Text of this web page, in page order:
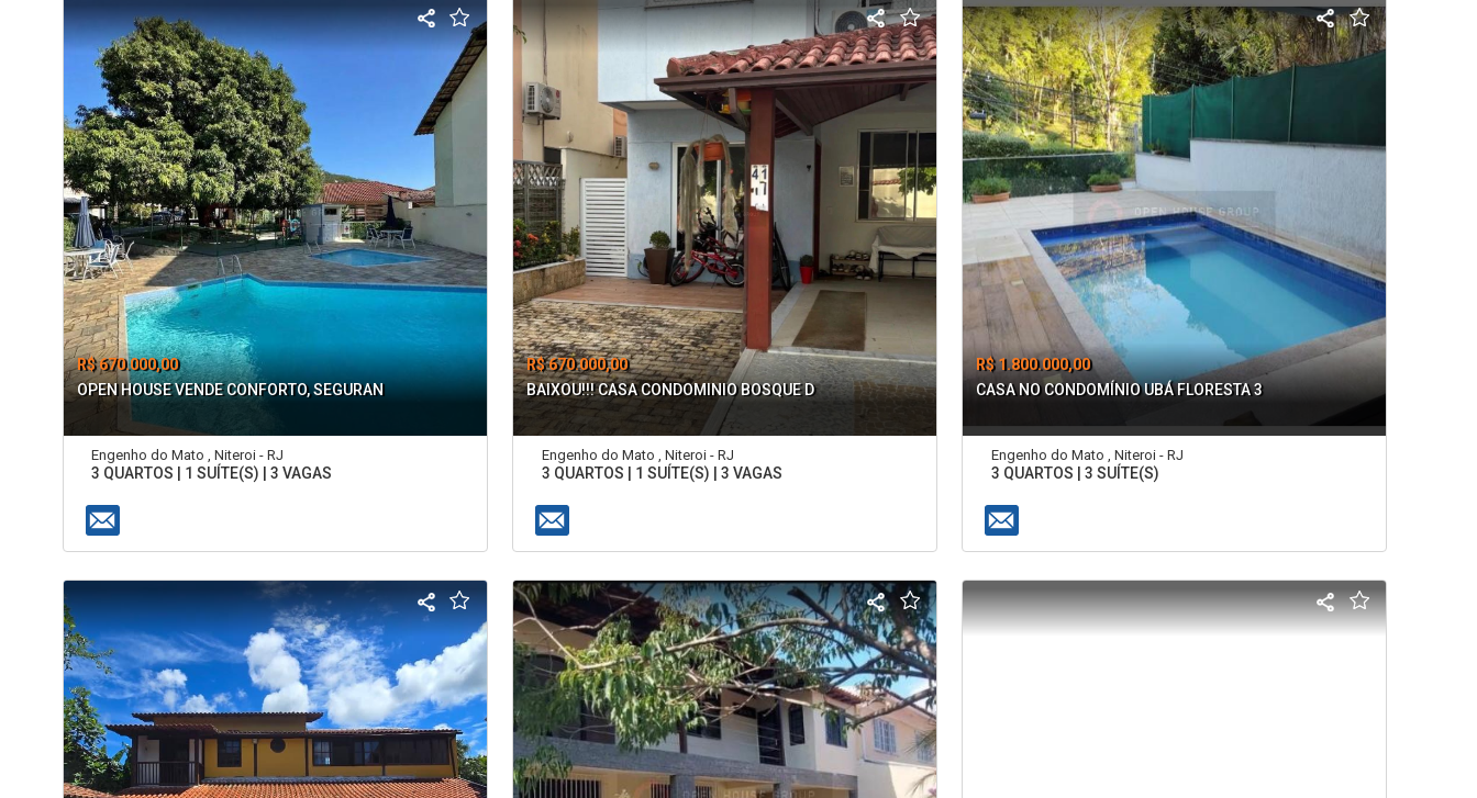
R$ 670.000,00
OPEN HOUSE VENDE CONFORTO, SEGURAN
Engenho do Mato , Niteroi - RJ
3 QUARTOS | 1 SUÍTE(S) | 3 VAGAS
R$ 670.000,00
BAIXOU!!! CASA CONDOMINIO BOSQUE D
Engenho do Mato , Niteroi - RJ
3 QUARTOS | 1 SUÍTE(S) | 3 VAGAS
R$ 1.800.000,00
CASA NO CONDOMÍNIO UBÁ FLORESTA 3
Engenho do Mato , Niteroi - RJ
3 QUARTOS | 3 SUÍTE(S)